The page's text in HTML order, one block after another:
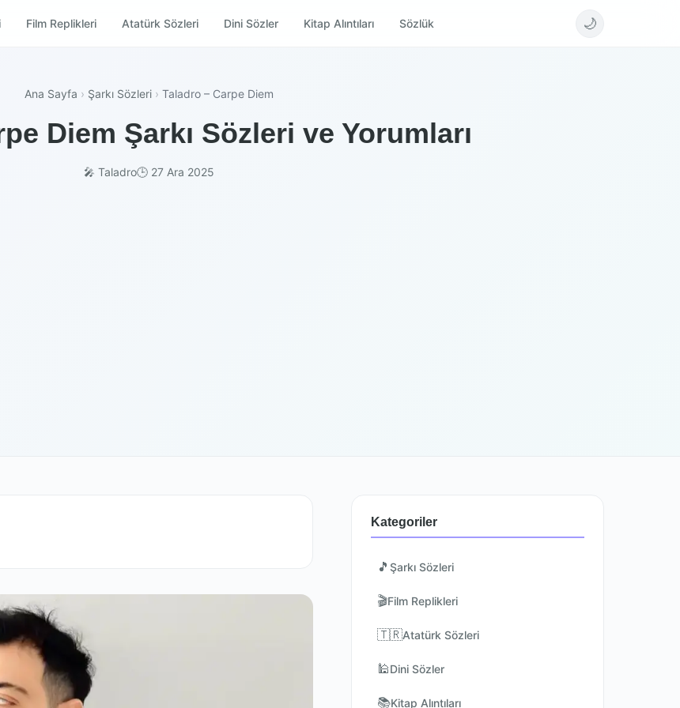
Film Replikleri Atatürk Sözleri Dini Sözler Kitap Alıntıları Sözlük 🌙
Ana Sayfa › Şarkı Sözleri › Taladro – Carpe Diem
Diem Şarkı Sözleri ve Yorumları
🎤 Taladro🕒 27 Ara 2025
Kategoriler
🎵 Şarkı Sözleri
🎬Film Replikleri
🇹🇷Atatürk Sözleri
🕌Dini Sözler
📚Kitap Alıntıları